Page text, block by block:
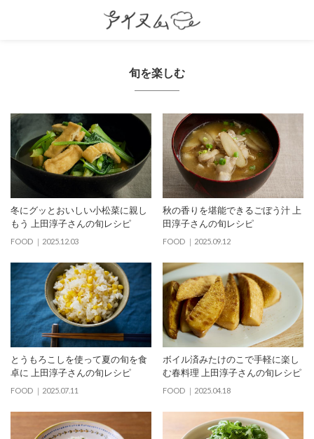
旬を楽しむ
冬にグッとおいしい小松菜に親し
もう 上田淳子さんの旬レシピ
FOOD 2025.12.03
秋の香りを堪能できるごぼう汁 上
田淳子さんの旬レシピ
FOOD 2025.09.12
とうもろこしを使って夏の旬を食
卓に 上田淳子さんの旬レシピ
FOOD 2025.07.11
ボイル済みたけのこで手軽に楽し
む春料理 上田淳子さんの旬レシピ
FOOD 2025.04.18